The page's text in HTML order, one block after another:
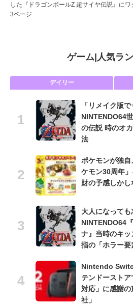
した『ドラゴンボールZ 超サイヤ伝説』に
3ページ
ゲーム| 人気ラ
デイリー
「リメイク版
NINTENDO64
の伝説 時のオ
法
ポケモンが独
ケモン30周年
財の予感しかし
大人になって
NINTENDO64
ナ』当時のキ
指の「ホラー要
Nintendo
テンドースト
対応」に感謝
社」